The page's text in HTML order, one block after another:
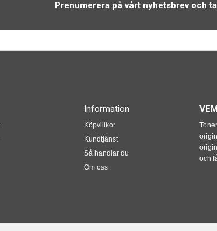
Prenumerera på vårt nyhetsbrev och
Information
Köpvillkor
Kundtjänst
Så handlar du
Om oss
och